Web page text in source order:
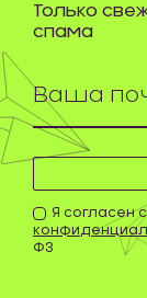
Я согласен
ФЗ
Только
спама